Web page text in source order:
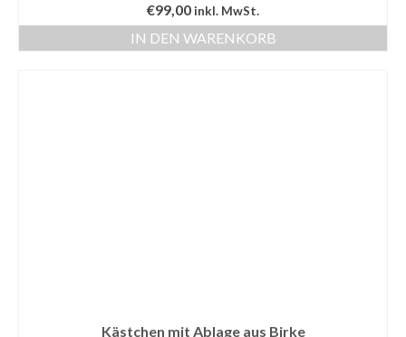
€99,00 inkl. MwSt.
IN DEN WARENKORB
Kästchen mit Ablage aus Birke